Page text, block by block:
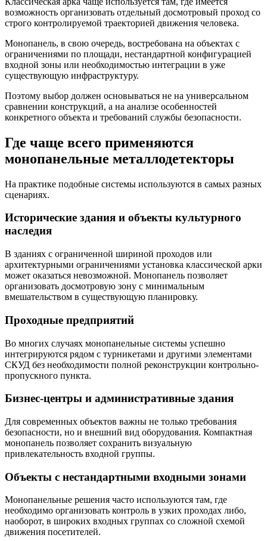
возможность организовать отдельный досмотровый проход со
строго контролируемой траекторией движения человека.
Монопанель, в свою очередь, востребована на объектах с
ограничениями по площади, нестандартной конфигурацией
входной зоны или необходимостью интеграции в уже
существующую инфраструктуру.
Поэтому выбор должен основываться не на универсальном
сравнении конструкций, а на анализе особенностей
конкретного объекта и требований службы безопасности.
Где чаще всего применяются
монопанельные металлодетекторы
На практике подобные системы используются в самых разных
сценариях.
Исторические здания и объекты культурного
наследия
В зданиях с ограниченной шириной проходов или
архитектурными ограничениями установка классической арки
может оказаться невозможной. Монопанель позволяет
организовать досмотровую зону с минимальным
вмешательством в существующую планировку.
Проходные предприятий
Во многих случаях монопанельные системы успешно
интегрируются рядом с турникетами и другими элементами
СКУД без необходимости полной реконструкции контрольно-
пропускного пункта.
Бизнес-центры и административные здания
Для современных объектов важны не только требования
безопасности, но и внешний вид оборудования. Компактная
монопанель позволяет сохранить визуальную
привлекательность входной группы.
Объекты с нестандартными входными зонами
Монопанельные решения часто используются там, где
необходимо организовать контроль в узких проходах либо,
наоборот, в широких входных группах со сложной схемой
движения посетителей.